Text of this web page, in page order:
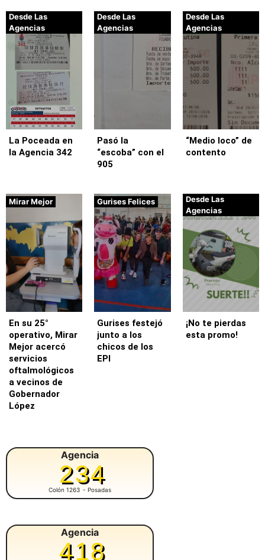
Desde Las
Agencias
La Poceada en
la Agencia 342
Desde Las
Agencias
Pasó la
“escoba” con el
905
Desde Las
Agencias
“Medio loco” de
contento
Mirar Mejor
En su 25°
operativo, Mirar
Mejor acercó
servicios
oftalmológicos
a vecinos de
Gobernador
López
Gurises Felices
Gurises festejó
junto a los
chicos de los
EPI
Desde Las
Agencias
¡No te pierdas
esta promo!
Agencia
234
Colón 1263 - Posadas
Agencia
418